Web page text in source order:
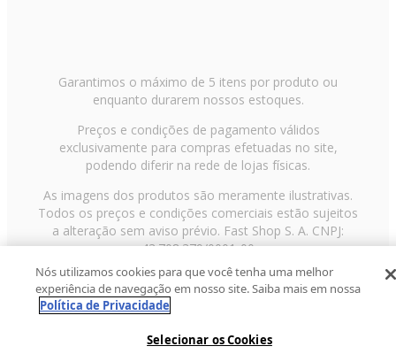
Garantimos o máximo de 5 itens por produto ou
enquanto durarem nossos estoques.
Preços e condições de pagamento válidos
exclusivamente para compras efetuadas no site,
podendo diferir na rede de lojas físicas.
As imagens dos produtos são meramente ilustrativas.
Todos os preços e condições comerciais estão sujeitos
a alteração sem aviso prévio. Fast Shop S. A. CNPJ:
43.708.379/0001-00
Avenida Zaki Narchi, nº 1650, sobreloja, Carandiru, São
Paulo/SP, CEP 02029-001, Telefone: 11 3003-3728 ©
2013 Fast Shop - Todos os direitos reservados
Nós utilizamos cookies para que você tenha uma melhor
experiência de navegação em nosso site. Saiba mais em nossa
Política de Privacidade
Selecionar os Cookies